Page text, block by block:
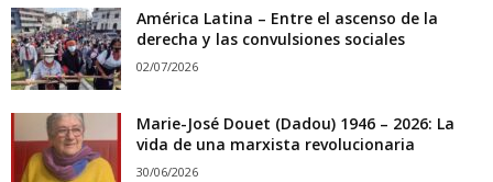
América Latina – Entre el ascenso de la
derecha y las convulsiones sociales
02/07/2026
Marie-José Douet (Dadou) 1946 – 2026: La
vida de una marxista revolucionaria
30/06/2026